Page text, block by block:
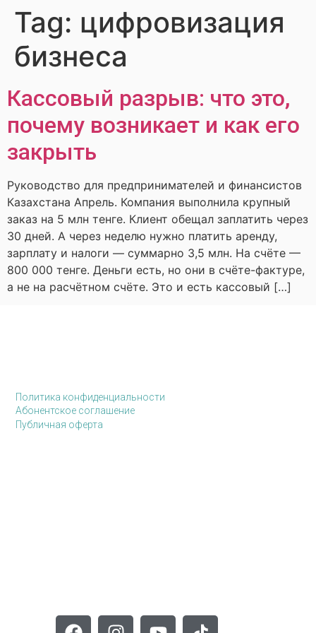
Tag: цифровизация
бизнеса
Кассовый разрыв: что это,
почему возникает и как его
закрыть
Руководство для предпринимателей и финансистов
Казахстана Апрель. Компания выполнила крупный
заказ на 5 млн тенге. Клиент обещал заплатить через
30 дней. А через неделю нужно платить аренду,
зарплату и налоги — суммарно 3,5 млн. На счёте —
800 000 тенге. Деньги есть, но они в счёте-фактуре,
а не на расчётном счёте. Это и есть кассовый […]
Политика конфиденциальности
Абонентское соглашение
Публичная оферта